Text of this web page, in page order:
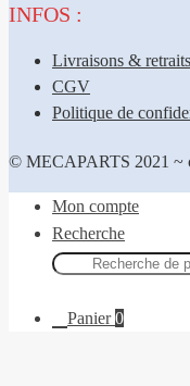
INFOS :
Livraisons & retraits
CGV
Politique de
© MECAPARTS 2021 ~
Mon compte
Recherche
Recherche
Panier0